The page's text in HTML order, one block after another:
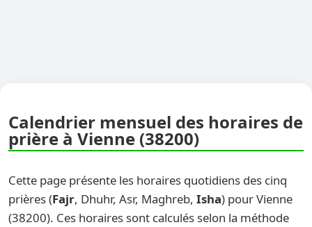
Calendrier mensuel des horaires de
prière à Vienne (38200)
Cette page présente les horaires quotidiens des cinq
prières (Fajr, Dhuhr, Asr, Maghreb, Isha) pour Vienne
(38200). Ces horaires sont calculés selon la méthode